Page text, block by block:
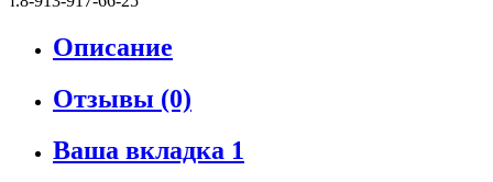
Описание
Отзывы (0)
Ваша вкладка 1